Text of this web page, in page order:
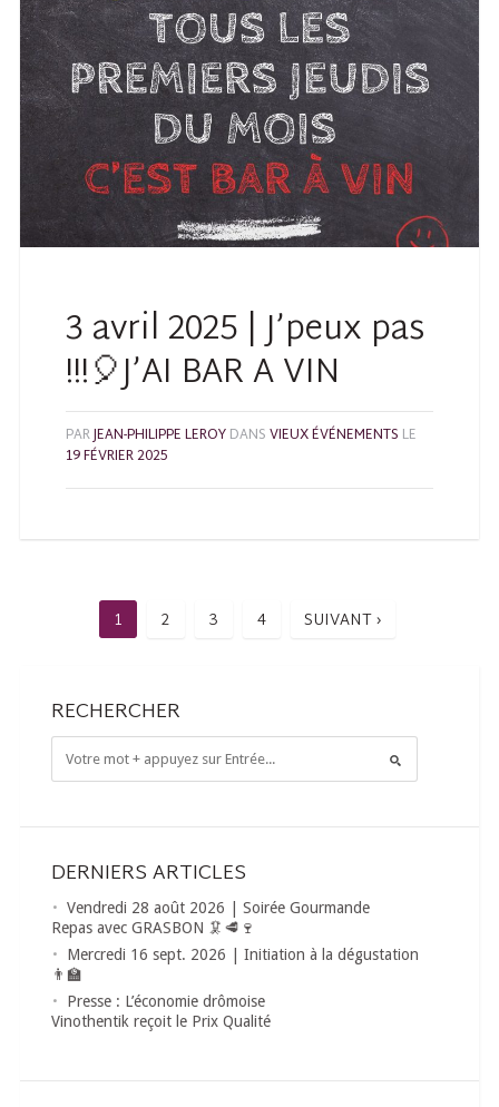
3 avril 2025 | J’peux pas
!!!🎈J’AI BAR A VIN
PARJEAN-PHILIPPE LEROYDANSVIEUX ÉVÉNEMENTS LE
19 FÉVRIER 2025
1 2 3 4 SUIVANT ›
RECHERCHER
DERNIERS ARTICLES
Vendredi 28 août 2026 | Soirée Gourmande
Repas avec GRASBON 🦑🥩🍷
Mercredi 16 sept. 2026 | Initiation à la dégustation
👨‍🏫
Presse : L’économie drômoise
Vinothentik reçoit le Prix Qualité